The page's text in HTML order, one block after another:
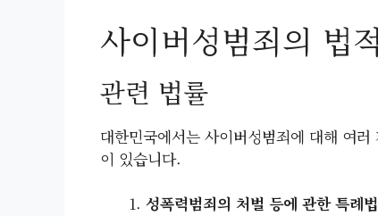
사이버성범죄의 법
관련 법률
대한민국에서는 사이버성범죄에 대해 여
이 있습니다.
성폭력범죄의 처벌 등에 관한 특례